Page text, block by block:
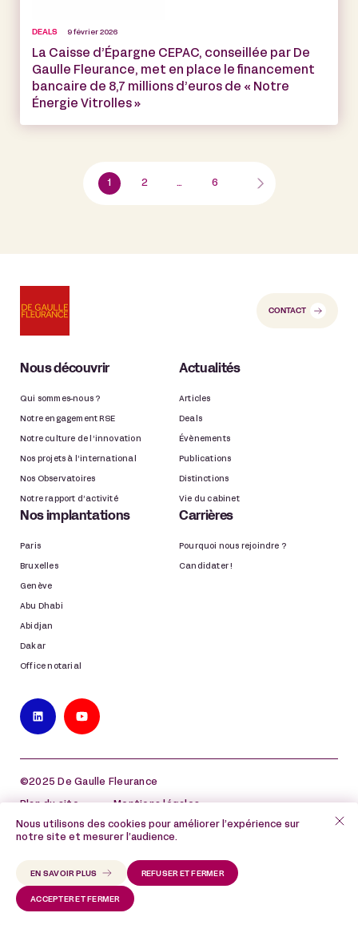
DEALS 9 février 2026
La Caisse d’Épargne CEPAC, conseillée par De
Gaulle Fleurance, met en place le financement
bancaire de 8,7 millions d’euros de « Notre
Énergie Vitrolles »
1 2 … 6
CONTACT
Nous découvrir
Qui sommes-nous ?
Notre engagement RSE
Notre culture de l’innovation
Nos projets à l’international
Nos Observatoires
Notre rapport d’activité
Actualités
Articles
Deals
Évènements
Publications
Distinctions
Vie du cabinet
Nos implantations
Paris
Bruxelles
Genève
Abu Dhabi
Abidjan
Dakar
Office notarial
Carrières
Pourquoi nous rejoindre ?
Candidater !
©2025 De Gaulle Fleurance
Plan du site Mentions légales
Politique de protection des données à caractère
personnel
Nous utilisons des cookies pour améliorer l’expérience sur
notre site et mesurer l’audience.
ACCEPTER ET FERMER
REFUSER ET FERMER
EN SAVOIR PLUS